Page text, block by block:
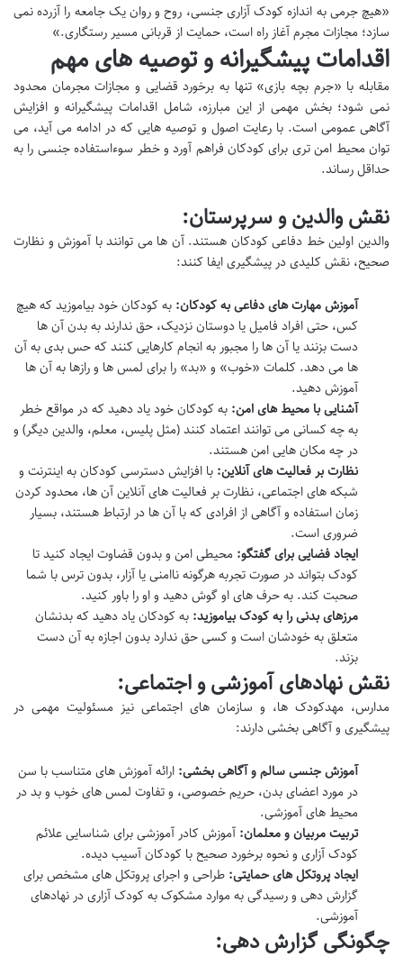
«هیچ جرمی به اندازه کودک آزاری جنسی، روح و روان یک جامعه را آزرده نمی
سازد؛ مجازات مجرم آغاز راه است، حمایت از قربانی مسیر رستگاری.»
اقدامات پیشگیرانه و توصیه های مهم
مقابله با «جرم بچه بازی» تنها به برخورد قضایی و مجازات مجرمان محدود
نمی شود؛ بخش مهمی از این مبارزه، شامل اقدامات پیشگیرانه و افزایش
آگاهی عمومی است. با رعایت اصول و توصیه هایی که در ادامه می آید، می
توان محیط امن تری برای کودکان فراهم آورد و خطر سوءاستفاده جنسی را به
حداقل رساند.
نقش والدین و سرپرستان:
والدین اولین خط دفاعی کودکان هستند. آن ها می توانند با آموزش و نظارت
صحیح، نقش کلیدی در پیشگیری ایفا کنند:
آموزش مهارت های دفاعی به کودکان: به کودکان خود بیاموزید که هیچ
کس، حتی افراد فامیل یا دوستان نزدیک، حق ندارند به بدن آن ها
دست بزنند یا آن ها را مجبور به انجام کارهایی کنند که حس بدی به آن
ها می دهد. کلمات «خوب» و «بد» را برای لمس ها و رازها به آن ها
آموزش دهید.
آشنایی با محیط های امن: به کودکان خود یاد دهید که در مواقع خطر
به چه کسانی می توانند اعتماد کنند (مثل پلیس، معلم، والدین دیگر) و
در چه مکان هایی امن هستند.
نظارت بر فعالیت های آنلاین: با افزایش دسترسی کودکان به اینترنت و
شبکه های اجتماعی، نظارت بر فعالیت های آنلاین آن ها، محدود کردن
زمان استفاده و آگاهی از افرادی که با آن ها در ارتباط هستند، بسیار
ضروری است.
ایجاد فضایی برای گفتگو: محیطی امن و بدون قضاوت ایجاد کنید تا
کودک بتواند در صورت تجربه هرگونه ناامنی یا آزار، بدون ترس با شما
صحبت کند. به حرف های او گوش دهید و او را باور کنید.
مرزهای بدنی را به کودک بیاموزید: به کودکان یاد دهید که بدنشان
متعلق به خودشان است و کسی حق ندارد بدون اجازه به آن دست
بزند.
نقش نهادهای آموزشی و اجتماعی:
مدارس، مهدکودک ها، و سازمان های اجتماعی نیز مسئولیت مهمی در
پیشگیری و آگاهی بخشی دارند:
آموزش جنسی سالم و آگاهی بخشی: ارائه آموزش های متناسب با سن
در مورد اعضای بدن، حریم خصوصی، و تفاوت لمس های خوب و بد در
محیط های آموزشی.
تربیت مربیان و معلمان:آموزش کادر آموزشی برای شناسایی علائم
کودک آزاری و نحوه برخورد صحیح با کودکان آسیب دیده.
ایجاد پروتکل های حمایتی: طراحی و اجرای پروتکل های مشخص برای
گزارش دهی و رسیدگی به موارد مشکوک به کودک آزاری در نهادهای
آموزشی.
چگونگی گزارش دهی: